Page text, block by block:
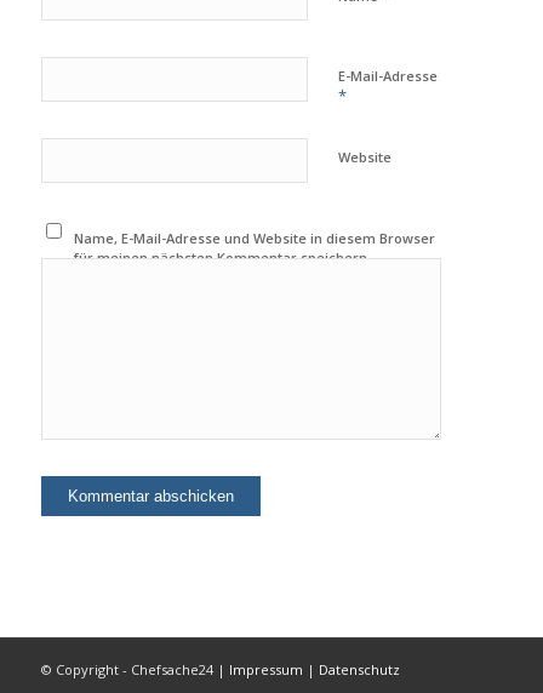
E-Mail-Adresse
*
Website
Name, E-Mail-Adresse und Website in diesem Browser
für meinen nächsten Kommentar speichern.
© Copyright - Chefsache24 | Impressum | Datenschutz